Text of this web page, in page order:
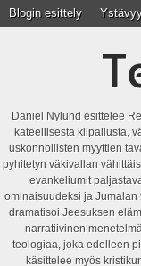
Blogin esittely
Daniel Nylund esittelee
kateellisesta kilpailusta,
uskonnollisten myyttien
pyhitetyn väkivallan
evankeliumit
ominaisuudeksi ja Jumalan
dramatisoi Jeesuksen
narratiivinen
teologiaa, joka edelleen
käsittelee myös